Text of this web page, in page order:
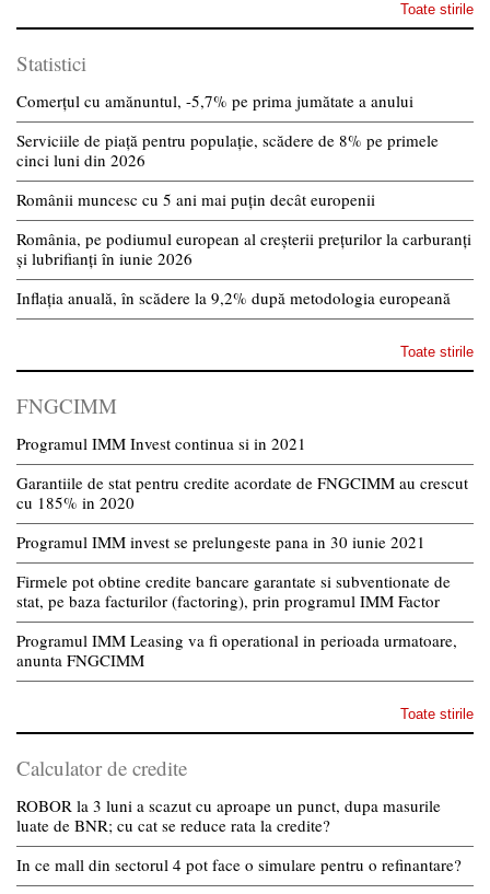
Toate stirile
Statistici
Comerțul cu amănuntul, -5,7% pe prima jumătate a anului
Serviciile de piață pentru populație, scădere de 8% pe primele
cinci luni din 2026
Românii muncesc cu 5 ani mai puțin decât europenii
România, pe podiumul european al creșterii prețurilor la carburanți
și lubrifianți în iunie 2026
Inflația anuală, în scădere la 9,2% după metodologia europeană
Toate stirile
FNGCIMM
Programul IMM Invest continua si in 2021
Garantiile de stat pentru credite acordate de FNGCIMM au crescut
cu 185% in 2020
Programul IMM invest se prelungeste pana in 30 iunie 2021
Firmele pot obtine credite bancare garantate si subventionate de
stat, pe baza facturilor (factoring), prin programul IMM Factor
Programul IMM Leasing va fi operational in perioada urmatoare,
anunta FNGCIMM
Toate stirile
Calculator de credite
ROBOR la 3 luni a scazut cu aproape un punct, dupa masurile
luate de BNR; cu cat se reduce rata la credite?
In ce mall din sectorul 4 pot face o simulare pentru o refinantare?